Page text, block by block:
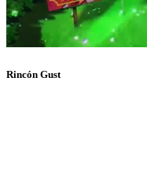
Rincón Gust